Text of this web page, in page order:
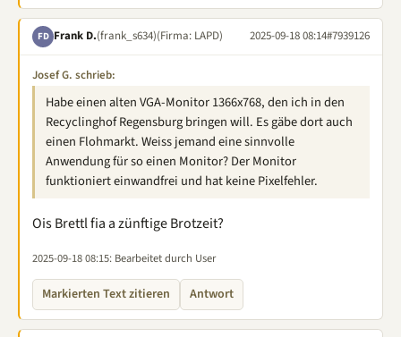
FD Frank D.(frank_s634)(Firma: LAPD) 2025-09-18 08:14#7939126
Josef G. schrieb:
Habe einen alten VGA-Monitor 1366x768, den ich in den
Recyclinghof Regensburg bringen will. Es gäbe dort auch
einen Flohmarkt. Weiss jemand eine sinnvolle
Anwendung für so einen Monitor? Der Monitor
funktioniert einwandfrei und hat keine Pixelfehler.
Ois Brettl fia a zünftige Brotzeit?
2025-09-18 08:15: Bearbeitet durch User
Markierten Text zitieren Antwort